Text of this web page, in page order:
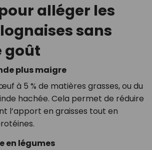
alléger les
sans
goût
plus maigre
à 5 % de matières grasses, ou du
hachée. Cela permet de réduire
l’apport en graisses tout en
en légumes